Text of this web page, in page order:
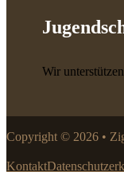
Wir
Copyright © 2026 •
Kontakt